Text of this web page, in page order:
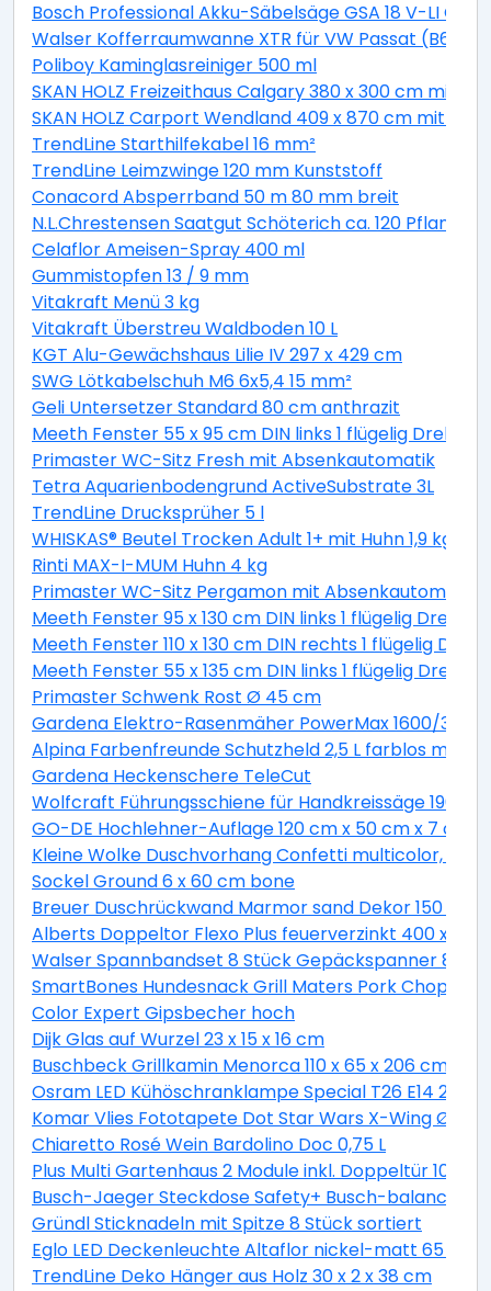
Bosch Professional Akku-Säbelsäge GSA 18 V-LI C
Walser Kofferraumwanne XTR für VW Passat (B6)
Poliboy Kaminglasreiniger 500 ml
SKAN HOLZ Freizeithaus Calgary 380 x 300 cm mit 2.
SKAN HOLZ Carport Wendland 409 x 870 cm mit
TrendLine Starthilfekabel 16 mm²
TrendLine Leimzwinge 120 mm Kunststoff
Conacord Absperrband 50 m 80 mm breit
N.L.Chrestensen Saatgut Schöterich ca. 120 Pflanzen
Celaflor Ameisen-Spray 400 ml
Gummistopfen 13 / 9 mm
Vitakraft Menü 3 kg
Vitakraft Überstreu Waldboden 10 L
KGT Alu-Gewächshaus Lilie IV 297 x 429 cm
SWG Lötkabelschuh M6 6x5,4 15 mm²
Geli Untersetzer Standard 80 cm anthrazit
Meeth Fenster 55 x 95 cm DIN links 1 flügelig Dreh-
Primaster WC-Sitz Fresh mit Absenkautomatik
Tetra Aquarienbodengrund ActiveSubstrate 3L
TrendLine Drucksprüher 5 l
WHISKAS® Beutel Trocken Adult 1+ mit Huhn 1,9 kg 1,9
Rinti MAX-I-MUM Huhn 4 kg
Primaster WC-Sitz Pergamon mit Absenkautomatik
Meeth Fenster 95 x 130 cm DIN links 1 flügelig Dreh-
Meeth Fenster 110 x 130 cm DIN rechts 1 flügelig
Meeth Fenster 55 x 135 cm DIN links 1 flügelig Dreh-
Primaster Schwenk Rost Ø 45 cm
Gardena Elektro-Rasenmäher PowerMax 1600/37
Alpina Farbenfreunde Schutzheld 2,5 L farblos matt
Gardena Heckenschere TeleCut
Wolfcraft Führungsschiene für Handkreissäge 190 x
GO-DE Hochlehner-Auflage 120 cm x 50 cm x 7 cm,
Kleine Wolke Duschvorhang Confetti multicolor, 180
Sockel Ground 6 x 60 cm bone
Breuer Duschrückwand Marmor sand Dekor 150 x
Alberts Doppeltor Flexo Plus feuerverzinkt 400 x 160
Walser Spannbandset 8 Stück Gepäckspanner 8
SmartBones Hundesnack Grill Maters Pork Chop 3
Color Expert Gipsbecher hoch
Dijk Glas auf Wurzel 23 x 15 x 16 cm
Buschbeck Grillkamin Menorca 110 x 65 x 206 cm
Osram LED Kühöschranklampe Special T26 E14
Komar Vlies Fototapete Dot Star Wars X-Wing Ø
Chiaretto Rosé Wein Bardolino Doc 0,75 L
Plus Multi Gartenhaus 2 Module inkl. Doppeltür 10,5
Busch-Jaeger Steckdose Safety+ Busch-balance® SI,
Gründl Sticknadeln mit Spitze 8 Stück sortiert
Eglo LED Deckenleuchte Altaflor nickel-matt 65 x
TrendLine Deko Hänger aus Holz 30 x 2 x 38 cm